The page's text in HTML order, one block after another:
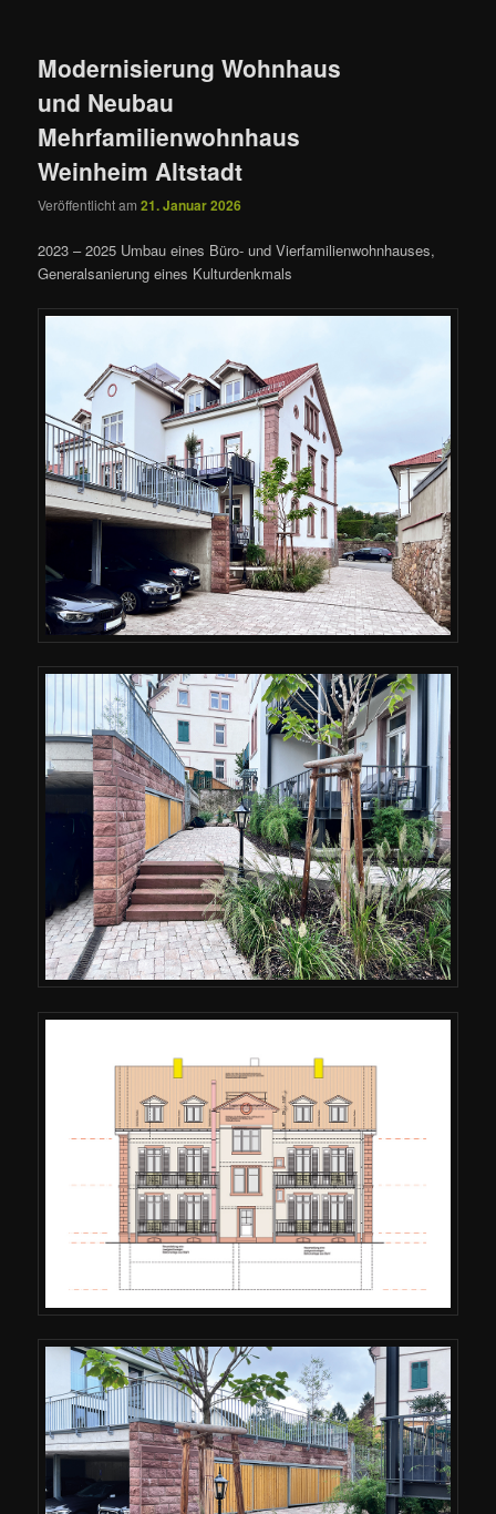
Modernisierung Wohnhaus
und Neubau
Mehrfamilienwohnhaus
Weinheim Altstadt
Veröffentlicht am21. Januar 2026
2023 – 2025 Umbau eines Büro- und Vierfamilienwohnhauses,
Generalsanierung eines Kulturdenkmals